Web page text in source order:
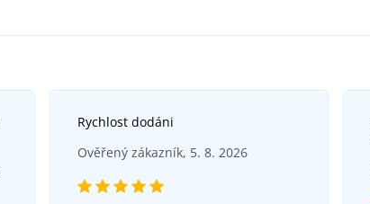
Rychlost dodáni
Ověřený zákazník, 5. 8. 2026